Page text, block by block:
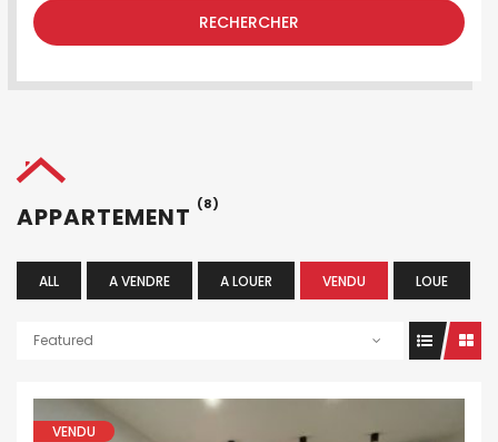
RECHERCHER
APPARTEMENT (8)
ALL A VENDRE A LOUER VENDU LOUE
Featured
VENDU